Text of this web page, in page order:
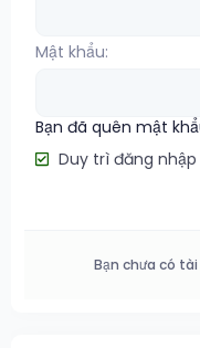
Mật khẩu
Bạn đã quên mật
Duy trì đăng nhập
Bạn chưa có tài